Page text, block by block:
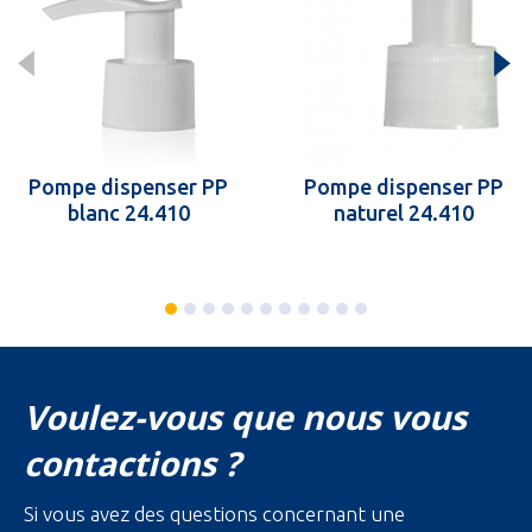
Pompe dispenser PP
blanc 24.410
Pompe dispenser PP
naturel 24.410
Voulez-vous que nous vous
contactions ?
Si vous avez des questions concernant une